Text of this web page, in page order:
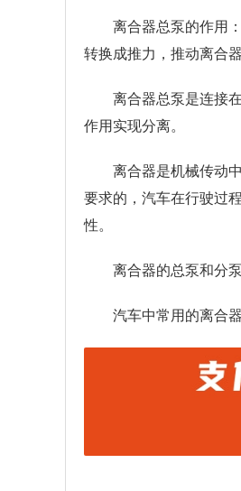
离合器总泵的作用
转换成推力，推动离合
离合器总泵是连接
作用实现分离。
离合器是机械传动
要求的，汽车在行驶过
性。
离合器的总泵和分
汽车中常用的离合